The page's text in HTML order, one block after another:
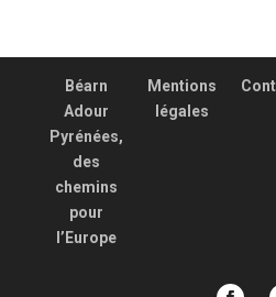
Béarn
Adour
Pyrénées,
des
chemins
pour
l’Europe
Mentions
légales